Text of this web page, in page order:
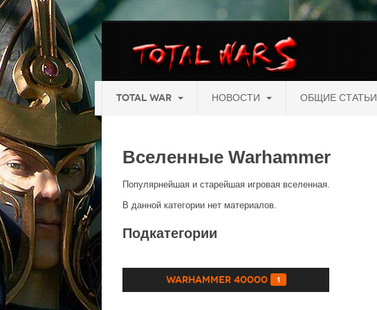
TOTAL WAR НОВОСТИ ОБЩИЕ СТАТЬИ
Вселенные Warhammer
Популярнейшая и старейшая игровая вселенная.
В данной категории нет материалов.
Подкатегории
Warhammer 40000 1